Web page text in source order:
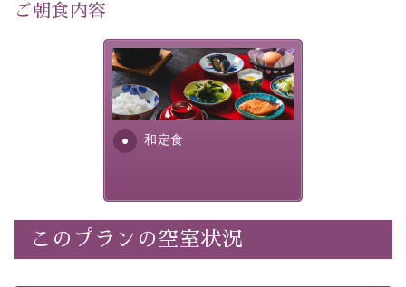
・駐車場完備
・個室料亭で個室食
・朝食はこだわりの味噌汁をはじめとした和定食
■お座敷風呂（大浴場）
温泉の成分に合わせ、防菌防カビの特殊素材の畳を使
ご朝食内容
和定食
さっぱりとした和食膳に使わ
れる食材は、諏訪の名産品を
ふんだんに取り入れ、安心・
安全を心掛けた長野県産...
このプランの空室状況